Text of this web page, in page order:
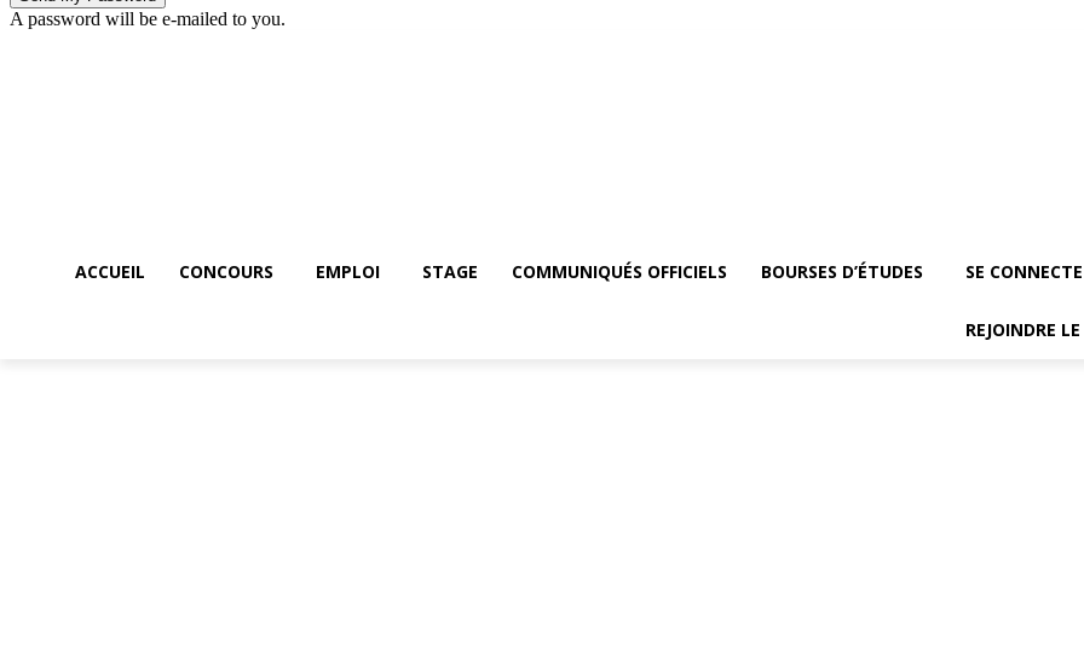
A password will be e-mailed to you.
ACCUEIL CONCOURS EMPLOI STAGE COMMUNIQUÉS OFFICIELS BOURSES D’ÉTUDES SE
REJOINDRE